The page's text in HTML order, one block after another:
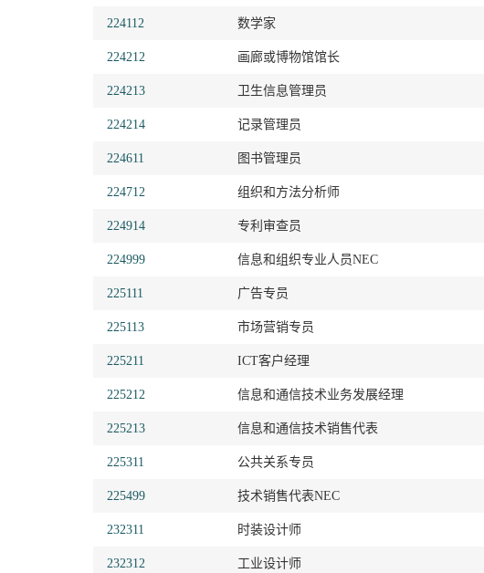
224112 数学家
224212 画廊或博物馆馆长
224213 卫生信息管理员
224214 记录管理员
224611 图书管理员
224712 组织和方法分析师
224914 专利审查员
224999 信息和组织专业人员NEC
225111 广告专员
225113 市场营销专员
225211 ICT客户经理
225212 信息和通信技术业务发展经理
225213 信息和通信技术销售代表
225311 公共关系专员
225499 技术销售代表NEC
232311 时装设计师
232312 工业设计师